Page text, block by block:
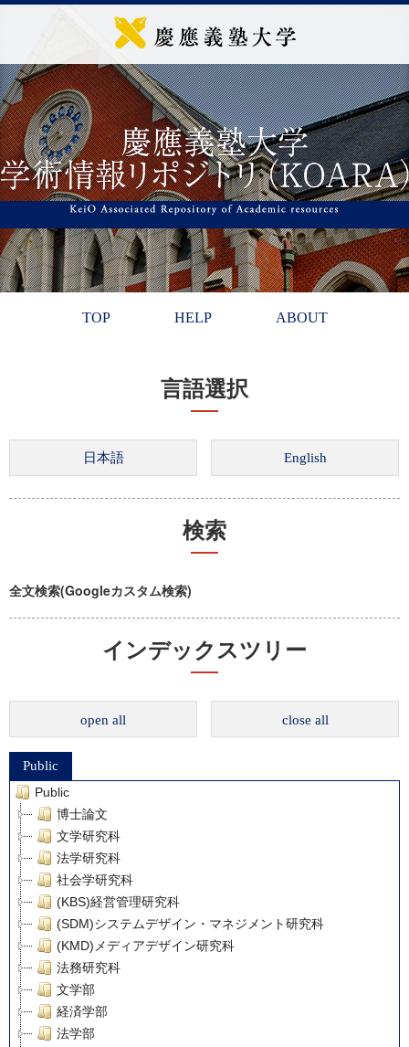
TOP HELP ABOUT
言語選択
検索
全文検索(Googleカスタム検索)
インデックスツリー
open all close all
Public
Public
博士論文
文学研究科
法学研究科
社会学研究科
(KBS)経営管理研究科
(SDM)システムデザイン・マネジメント研究科
(KMD)メディアデザイン研究科
法務研究科
文学部
経済学部
法学部